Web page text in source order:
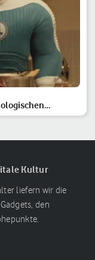
Kultur
liefern wir die
den